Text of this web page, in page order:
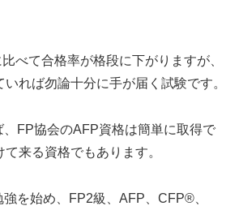
べて合格率が格段に下がりますが、
いれば勿論十分に手が届く試験です。
、FP協会のAFP資格は簡単に取得で
来る資格でもあります。
を始め、FP2級、AFP、CFP®、